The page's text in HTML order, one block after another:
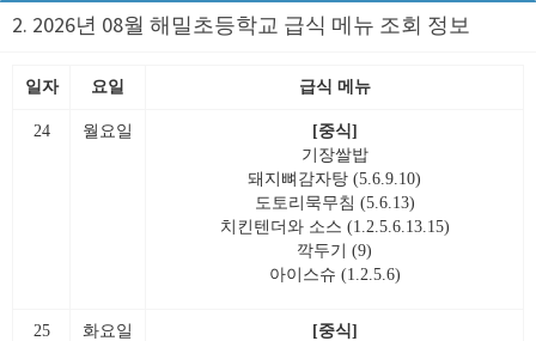
2. 2026년 08월 해밀초등학교 급식 메뉴 조회 정보
일자 요일 급식 메뉴
24 월요일
[중식]
기장쌀밥
돼지뼈감자탕 (5.6.9.10)
도토리묵무침 (5.6.13)
치킨텐더와 소스 (1.2.5.6.13.15)
깍두기 (9)
아이스슈 (1.2.5.6)
25 화요일
[중식]